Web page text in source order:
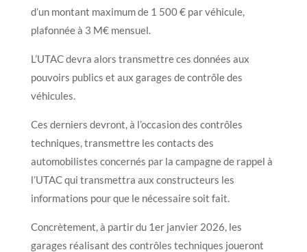
d’un montant maximum de 1 500 € par véhicule,
plafonnée à 3 M€ mensuel.
L’UTAC devra alors transmettre ces données aux
pouvoirs publics et aux garages de contrôle des
véhicules.
Ces derniers devront, à l’occasion des contrôles
techniques, transmettre les contacts des
automobilistes concernés par la campagne de rappel à
l’UTAC qui transmettra aux constructeurs les
informations pour que le nécessaire soit fait.
Concrètement, à partir du 1er janvier 2026, les
garages réalisant des contrôles techniques joueront